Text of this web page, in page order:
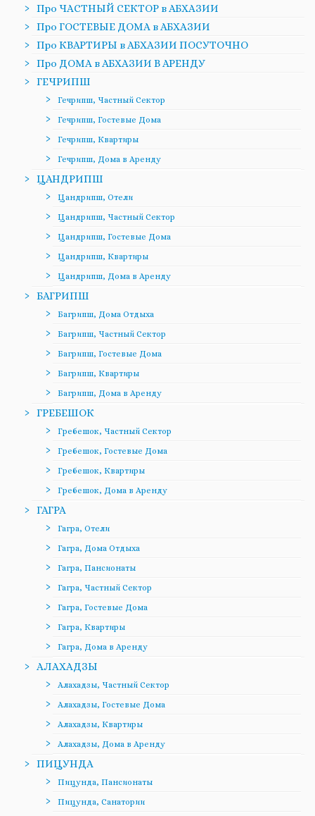
Про ЧАСТНЫЙ СЕКТОР в АБХАЗИИ
Про ГОСТЕВЫЕ ДОМА в АБХАЗИИ
Про КВАРТИРЫ в АБХАЗИИ ПОСУТОЧНО
Про ДОМА в АБХАЗИИ В АРЕНДУ
ГЕЧРИПШ
Гечрипш, Частный Сектор
Гечрипш, Гостевые Дома
Гечрипш, Квартиры
Гечрипш, Дома в Аренду
ЦАНДРИПШ
Цандрипш, Отели
Цандрипш, Частный Сектор
Цандрипш, Гостевые Дома
Цандрипш, Квартиры
Цандрипш, Дома в Аренду
БАГРИПШ
Багрипш, Дома Отдыха
Багрипш, Частный Сектор
Багрипш, Гостевые Дома
Багрипш, Квартиры
Багрипш, Дома в Аренду
ГРЕБЕШОК
Гребешок, Частный Сектор
Гребешок, Гостевые Дома
Гребешок, Квартиры
Гребешок, Дома в Аренду
ГАГРА
Гагра, Отели
Гагра, Дома Отдыха
Гагра, Пансионаты
Гагра, Частный Сектор
Гагра, Гостевые Дома
Гагра, Квартиры
Гагра, Дома в Аренду
АЛАХАДЗЫ
Алахадзы, Частный Сектор
Алахадзы, Гостевые Дома
Алахадзы, Квартиры
Алахадзы, Дома в Аренду
ПИЦУНДА
Пицунда, Пансионаты
Пицунда, Санатории